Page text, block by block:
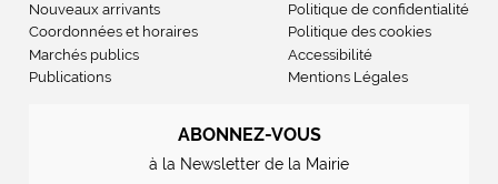
Nouveaux arrivants
Coordonnées et horaires
Marchés publics
Publications
Politique de confidentialité
Politique des cookies
Accessibilité
Mentions Légales
ABONNEZ-VOUS
à la Newsletter de la Mairie